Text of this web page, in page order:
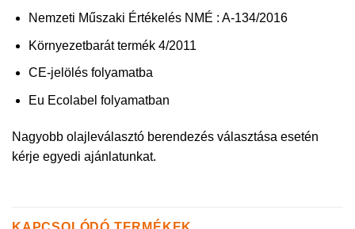
Nemzeti Műszaki Értékelés NMÉ : A-134/2016
Környezetbarát termék 4/2011
CE-jelölés folyamatba
Eu Ecolabel folyamatban
Nagyobb olajleválasztó berendezés választása esetén
kérje egyedi ajánlatunkat.